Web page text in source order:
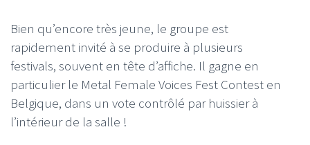
Bien qu’encore très jeune, le groupe est
rapidement invité à se produire à plusieurs
festivals, souvent en tête d’affiche. Il gagne en
particulier le Metal Female Voices Fest Contest en
Belgique, dans un vote contrôlé par huissier à
l’intérieur de la salle !